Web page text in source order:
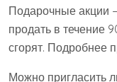
Подарочные акции
продать в течение
сгорят. Подробнее
Можно пригласить